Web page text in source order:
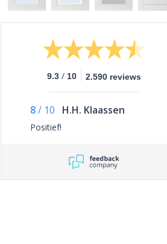
9.3 / 10 2.590 reviews
8/ 10 H.H. Klaassen
Positief!